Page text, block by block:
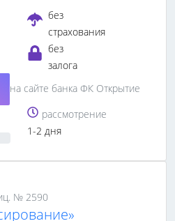
без
страхования
без
залога
на сайте банка ФК Открытие
рассмотрение
1-2 дня
№ 2590